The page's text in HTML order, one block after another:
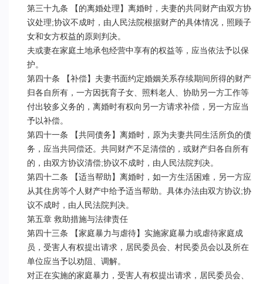
第三十九条 【的离婚处理】离婚时，夫妻的共同财产由双方协
议处理;协议不成时，由人民法院根据财产的具体情况，照顾子
女和女方权益的原则判决。
夫或妻在家庭土地承包经营中享有的权益等，应当依法予以保
护。
第四十条 【补偿】夫妻书面约定婚姻关系存续期间所得的财产
归各自所有，一方因抚育子女、照料老人、协助另一方工作等
付出较多义务的，离婚时有权向另一方请求补偿，另一方应当
予以补偿。
第四十一条 【共同债务】离婚时，原为夫妻共同生活所负的债
务，应当共同偿还。共同财产不足清偿的，或财产归各自所有
的，由双方协议清偿;协议不成时，由人民法院判决。
第四十二条 【适当帮助】离婚时，如一方生活困难，另一方应
从其住房等个人财产中给予适当帮助。具体办法由双方协议;协
议不成时，由人民法院判决。
第五章 救助措施与法律责任
第四十三条 【家庭暴力与虐待】实施家庭暴力或虐待家庭成
员，受害人有权提出请求，居民委员会、村民委员会以及所在
单位应当予以劝阻、调解。
对正在实施的家庭暴力，受害人有权提出请求，居民委员会、